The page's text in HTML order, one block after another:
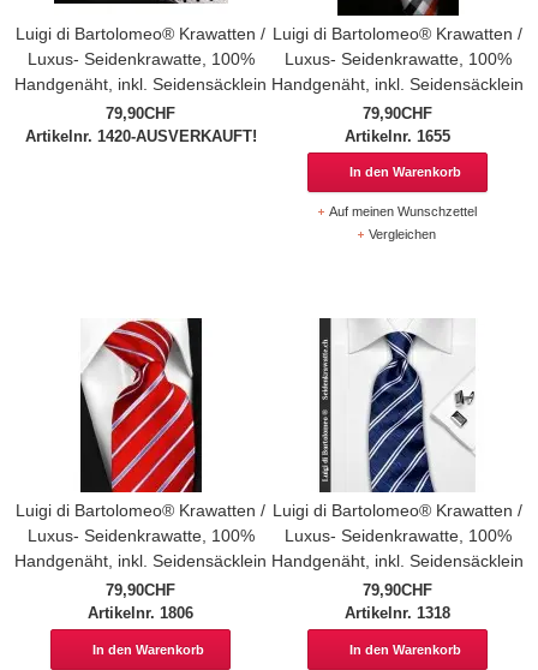
Luigi di Bartolomeo® Krawatten /
Luxus- Seidenkrawatte, 100%
Handgenäht, inkl. Seidensäcklein
79,90CHF
Artikelnr. 1420-AUSVERKAUFT!
Luigi di Bartolomeo® Krawatten /
Luxus- Seidenkrawatte, 100%
Handgenäht, inkl. Seidensäcklein
79,90CHF
Artikelnr. 1655
In den Warenkorb
Auf meinen Wunschzettel
Vergleichen
Luigi di Bartolomeo® Krawatten /
Luxus- Seidenkrawatte, 100%
Handgenäht, inkl. Seidensäcklein
79,90CHF
Artikelnr. 1806
In den Warenkorb
Luigi di Bartolomeo® Krawatten /
Luxus- Seidenkrawatte, 100%
Handgenäht, inkl. Seidensäcklein
79,90CHF
Artikelnr. 1318
In den Warenkorb